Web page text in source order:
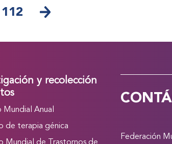
112
y recolección
Mundial Anual
de terapia génica
Federación